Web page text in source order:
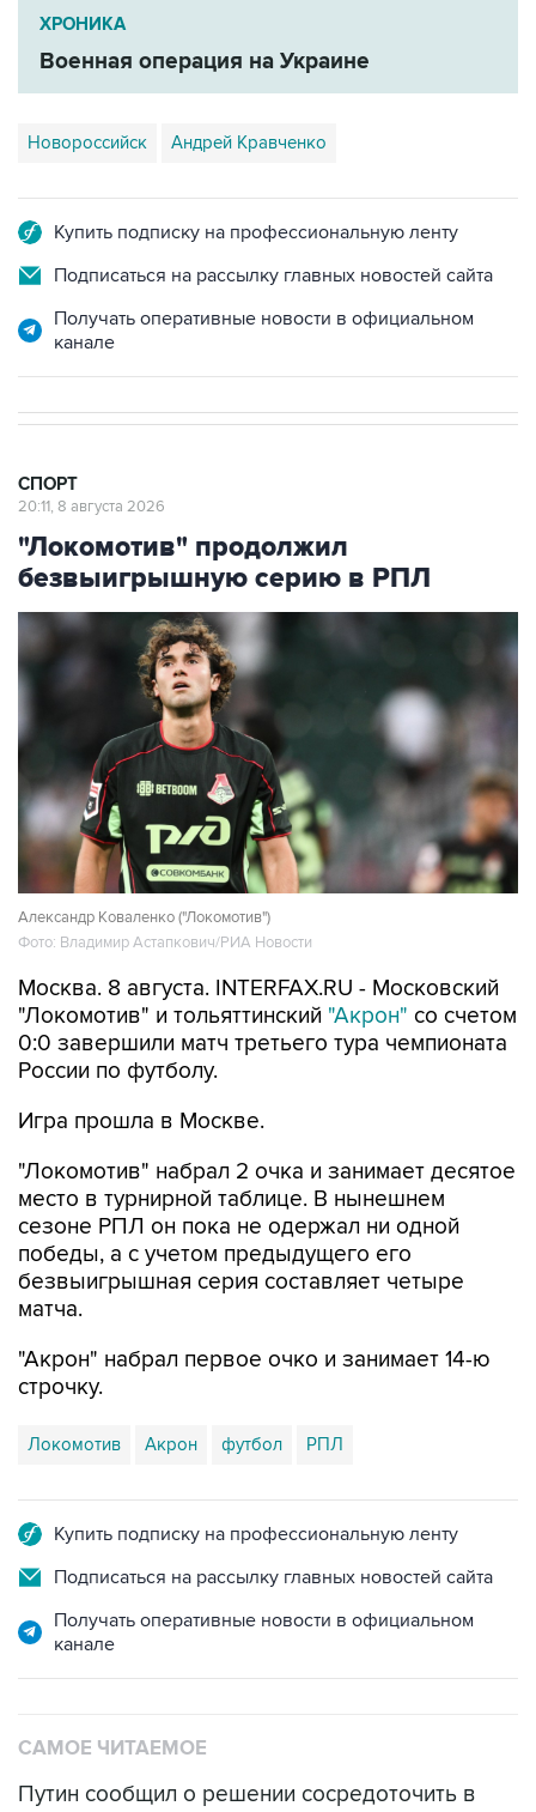
ХРОНИКА
Военная операция на Украине
Новороссийск Андрей Кравченко
Купить подписку на профессиональную ленту
Подписаться на рассылку главных новостей сайта
Получать оперативные новости в официальном
канале
СПОРТ
20:11, 8 августа 2026
"Локомотив" продолжил
безвыигрышную серию в РПЛ
Александр Коваленко ("Локомотив")
Фото: Владимир Астапкович/РИА Новости
Москва. 8 августа. INTERFAX.RU - Московский
"Локомотив" и тольяттинский "Акрон" со счетом
0:0 завершили матч третьего тура чемпионата
России по футболу.
Игра прошла в Москве.
"Локомотив" набрал 2 очка и занимает десятое
место в турнирной таблице. В нынешнем
сезоне РПЛ он пока не одержал ни одной
победы, а с учетом предыдущего его
безвыигрышная серия составляет четыре
матча.
"Акрон" набрал первое очко и занимает 14-ю
строчку.
Локомотив Акрон футбол РПЛ
Купить подписку на профессиональную ленту
Подписаться на рассылку главных новостей сайта
Получать оперативные новости в официальном
канале
САМОЕ ЧИТАЕМОЕ
Путин сообщил о решении сосредоточить в